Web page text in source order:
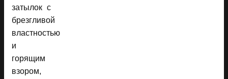
затылок с
брезгливой
властностью
и
горящим
взором,